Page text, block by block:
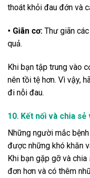
thoát khỏi đau đớn và
• Giãn cơ: Thư giãn
quả.
Khi bạn tập trung vào
nên tồi tệ hơn. Vì vậy,
đi nỗi đau.
10. Kết nối và chia
Những người mắc
được những khó khăn
Khi bạn gặp gỡ và
đơn hơn và có thêm